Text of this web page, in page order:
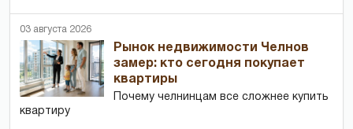
03 августа 2026
Рынок недвижимости Челнов
замер: кто сегодня покупает
квартиры
Почему челнинцам все сложнее купить
квартиру